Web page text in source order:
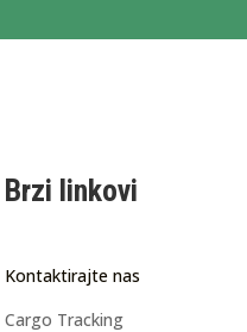
Brzi linkovi
Kontaktirajte nas
Cargo Tracking